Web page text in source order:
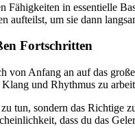
Fähigkeiten in essentielle
aufteilst, um sie dann
Fortschritten
von Anfang an auf das
und Rhythmus zu
tun, sondern das Richtige
dass du das